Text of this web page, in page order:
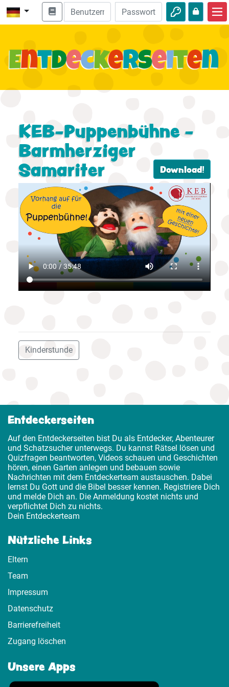
Bibel entdecken
Abenteuer
Freizeit
KEB-Puppenbühne -
Barmherziger
Samariter Download!
Kinderstunde
Entdeckerseiten
Auf den Entdeckerseiten bist Du als Entdecker, Abenteurer
und Schatzsucher unterwegs. Du kannst Rätsel lösen und
Quizfragen beantworten, Videos schauen und Geschichten
hören, einen Garten anlegen und bebauen sowie
Nachrichten mit dem Entdeckerteam austauschen. Dabei
lernst Du Gott und die Bibel besser kennen. Registriere Dich
und melde Dich an. Die Anmeldung kostet nichts und
verpflichtet Dich zu nichts.
Dein Entdeckerteam
Nützliche Links
Eltern
Team
Impressum
Datenschutz
Barrierefreiheit
Zugang löschen
Unsere Apps